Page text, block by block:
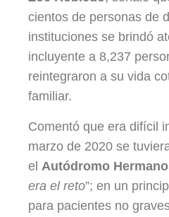
cientos de personas de
instituciones se brindó
incluyente a 8,237
reintegraron a su vida
familiar.
Comentó que era difícil
marzo de 2020 se
el Autódromo
era el reto”; en un
para pacientes no